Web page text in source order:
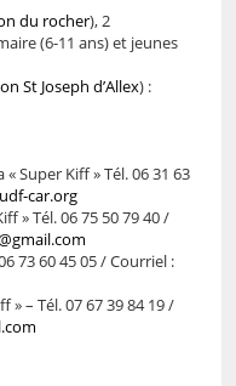
du rocher), 2
(6-11 ans) et jeunes
St Joseph d’Allex) :
Super Kiff » Tél. 06 31 63
car.org
» Tél. 06 75 50 79 40 /
73 60 45 05 / Courriel :
– Tél. 07 67 39 84 19 /